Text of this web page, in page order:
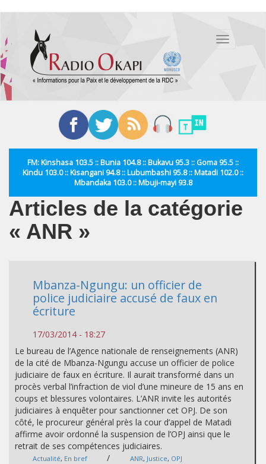
contenu
principal
Toggle
FM: Kinshasa 103.5 :: Bunia 104.8 :: Bukavu 95.3 :: Goma 95.5 ::
Kindu 103.0 :: Kisangani 94.8 :: Lubumbashi 95.8 :: Matadi 102.0 ::
Mbandaka 103.0 :: Mbuji-mayi 93.8
Articles de la catégorie
« ANR »
Mbanza-Ngungu: un officier de
police judiciaire accusé de faux en
écriture
17/03/2014 - 18:27
Le bureau de l’Agence nationale de renseignements (ANR)
de la cité de Mbanza-Ngungu accuse un officier de police
judiciaire de faux en écriture. Il aurait transformé dans un
procès verbal l’infraction de viol d’une mineure de 15 ans en
coups et blessures volontaires. L’ANR invite les autorités
judiciaires à enquêter pour sanctionner cet OPJ. De son
côté, le procureur général près la cour d’appel de Matadi
affirme avoir ordonné la suspension de l’OPJ ainsi que le
retrait de ses compétences judiciaires.
Actualité, En bref / ANR, Justice, OPJ